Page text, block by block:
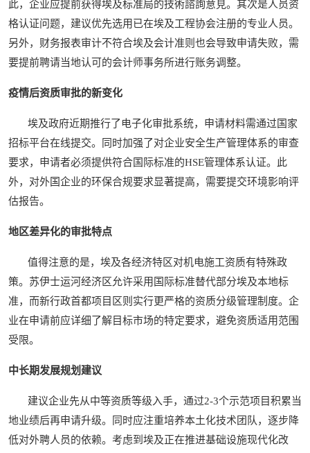
此，企业应提前获得埃及标准局的技術諮詢意見。其次是人员资
格认证问题，建议优先选用已在埃及工程协会注册的专业人员。
另外，财务报表审计不符合埃及会计准则也会导致申请失败，需
要提前聘请当地认可的会计师事务所进行账务调整。
疫情后资质审批的新变化
埃及政府近期推行了电子化审批系统，申请材料需通过国家
招标平台在线提交。同时加强了对企业安全生产管理体系的审查
要求，申请者必须提供符合国际标准的HSE管理体系认证。此
外，对外国企业的环保合规要求显著提高，需要提交环境影响评
估报告。
地区差异化的审批特点
值得注意的是，埃及各经济特区对机电施工资质有特殊政
策。苏伊士运河经济区允许采用国际标准替代部分埃及本地标
准，而新行政首都项目区则实行更严格的资质分级管理制度。企
业在申请前应详细了解目标市场的特定要求，避免资质适用范围
受限。
中长期发展规划建议
建议企业先从中等资质等级入手，通过2-3个示范项目积累当
地业绩后再申请升级。同时应注重培养本土化技术团队，逐步降
低对外聘人员的依赖。考虑到埃及正在推进基础设施现代化改